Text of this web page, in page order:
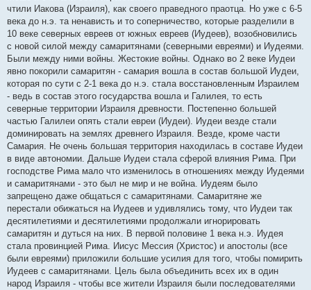
чтили Иакова (Израиля), как своего праведного праотца. Но уже с 6-5
века до н.э. та ненависть и то соперничество, которые разделили в
10 веке северных евреев от южных евреев (Иудеев), возобновились
с новой силой между самаритянами (северными евреями) и Иудеями.
Были между ними войны. Жестокие войны. Однако во 2 веке Иудеи
явно покорили самаритян - самария вошла в состав большой Иудеи,
которая по сути с 2-1 века до н.э. стала восстановленным Израилем
- ведь в состав этого государства вошла и Галилея, то есть
северные территории Израиля древности. Постепенно большей
частью Галилеи опять стали евреи (Иудеи). Иудеи везде стали
доминировать на землях древнего Израиля. Везде, кроме части
Самария. Не очень большая территория находилась в составе Иудеи
в виде автономии. Дальше Иудеи стала сферой влияния Рима. При
господстве Рима мало что изменилось в отношениях между Иудеями
и самаритянами - это был не мир и не война. Иудеям было
запрещено даже общаться с самаритянами. Самаритяне же
перестали обижаться на Иудеев и удивлялись тому, что Иудеи так
десятилетиями и десятилетиями продолжали игнорировать
самаритян и дуться на них. В первой половине 1 века н.э. Иудея
стала провинцией Рима. Иисус Мессия (Христос) и апостолы (все
были евреями) приложили большие усилия для того, чтобы помирить
Иудеев с самаритянами. Цель была объединить всех их в один
народ Израиля - чтобы все жители Израиля были последователями